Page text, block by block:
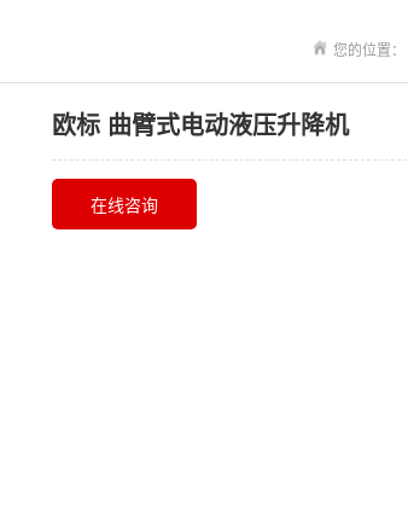
您的位置：
欧标 曲臂式电动液压升降机
在线咨询